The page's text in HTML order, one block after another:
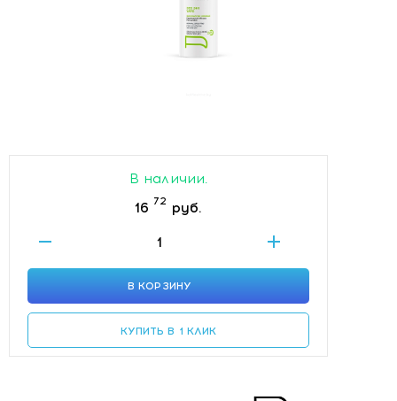
В наличии.
16 72 руб.
В КОРЗИНУ
КУПИТЬ В 1 КЛИК